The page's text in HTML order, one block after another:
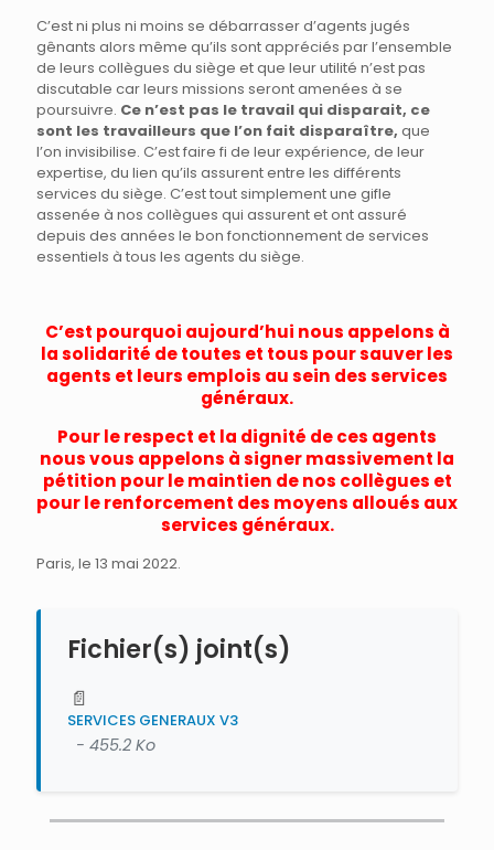
C’est ni plus ni moins se débarrasser d’agents jugés
gênants alors même qu’ils sont appréciés par l’ensemble
de leurs collègues du siège et que leur utilité n’est pas
discutable car leurs missions seront amenées à se
poursuivre. Ce n’est pas le travail qui disparait, ce
sont les travailleurs que l’on fait disparaître, que
l’on invisibilise. C’est faire fi de leur expérience, de leur
expertise, du lien qu’ils assurent entre les différents
services du siège. C’est tout simplement une gifle
assenée à nos collègues qui assurent et ont assuré
depuis des années le bon fonctionnement de services
essentiels à tous les agents du siège.
C’est pourquoi aujourd’hui nous appelons à
la solidarité de toutes et tous pour sauver les
agents et leurs emplois au sein des services
généraux.
Pour le respect et la dignité de ces agents
nous vous appelons à signer massivement la
pétition pour le maintien de nos collègues et
pour le renforcement des moyens alloués aux
services généraux.
Paris, le 13 mai 2022.
Fichier(s) joint(s)
📄
SERVICES GENERAUX V3
- 455.2 Ko